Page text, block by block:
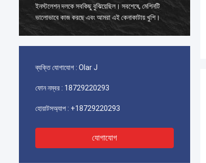
ইনস্টলেশন দলকে সবকিছু বুঝিয়েছিল। সবশেষে, মেশিনটি
ভালোভাবে কাজ করছে এবং আমরা এই কেনাকাটায় খুশি।
ব্যক্তি যোগাযোগ : Olar J
ফোন নম্বর : 18729220293
হোয়াটসঅ্যাপ : +18729220293
যোগাযোগ